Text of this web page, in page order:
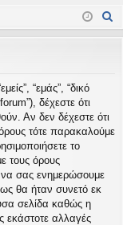
δε ρα
“εμάς”, “δικό
δέχεστε ότι
Αν δεν δέχεστε ότι
τότε παρακαλούμε
το
τους όρους
να σας ενημερώσουμε
θα ήταν συνετό εκ
σελίδα καθώς η
εκάστοτε αλλαγές